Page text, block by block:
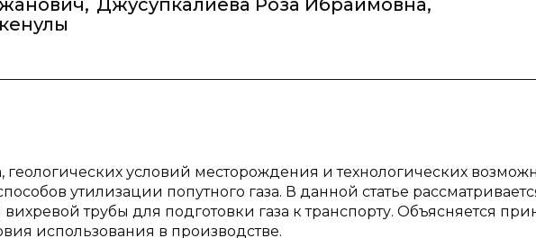
, Джусупкалиева Роза Ибраимовна,
геологических условий месторождения и технологических
утилизации попутного газа. В данной статье
трубы для подготовки газа к транспорту. Объясняется
использования в производстве.